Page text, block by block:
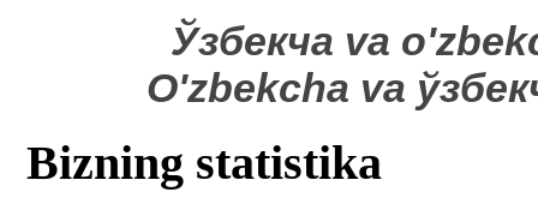
​Ўзбекча va
O'zbekcha va
Bizning statistika